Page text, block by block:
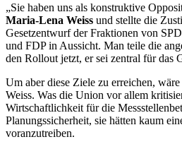
„Sie haben uns als konstruktive
Maria-Lena Weiss und stellte die
Gesetzentwurf der Fraktionen von
und FDP in Aussicht. Man teile die
den Rollout jetzt, er sei zentral für das
Um aber diese Ziele zu erreichen,
Weiss. Was die Union vor allem
Wirtschaftlichkeit für die
Planungssicherheit, sie hätten kaum
voranzutreiben.